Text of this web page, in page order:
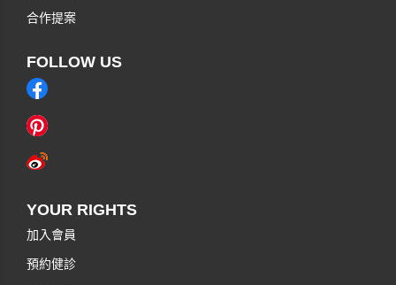
合作提案
FOLLOW US
YOUR RIGHTS
加入會員
預約健診